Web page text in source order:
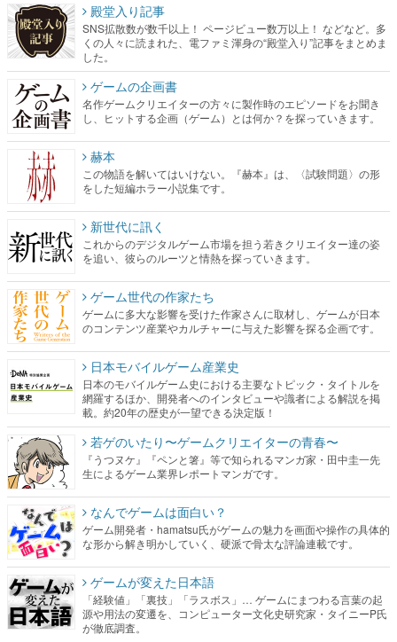
殿堂入り記事
SNS拡散数が数千以上！ ページビュー数万以上！ などなど。多
くの人々に読まれた、電ファミ渾身の“殿堂入り”記事をまとめま
した。
ゲームの企画書
名作ゲームクリエイターの方々に製作時のエピソードをお聞き
し、ヒットする企画（ゲーム）とは何か？を探っていきます。
赫本
この物語を解いてはいけない。『赫本』は、〈試験問題〉の形
をした短編ホラー小説集です。
新世代に訊く
これからのデジタルゲーム市場を担う若きクリエイター達の姿
を追い、彼らのルーツと情熱を探っていきます。
ゲーム世代の作家たち
ゲームに多大な影響を受けた作家さんに取材し、ゲームが日本
のコンテンツ産業やカルチャーに与えた影響を探る企画です。
日本モバイルゲーム産業史
日本のモバイルゲーム史における主要なトピック・タイトルを
網羅するほか、開発者へのインタビューや識者による解説を掲
載。約20年の歴史が一望できる決定版！
若ゲのいたり〜ゲームクリエイターの青春〜
『うつヌケ』『ペンと箸』等で知られるマンガ家・田中圭一先
生によるゲーム業界レポートマンガです。
なんでゲームは面白い？
ゲーム開発者・hamatsu氏がゲームの魅力を画面や操作の具体的
な形から解き明かしていく、硬派で骨太な評論連載です。
ゲームが変えた日本語
「経験値」「裏技」「ラスボス」… ゲームにまつわる言葉の起
源や用法の変遷を、コンピューター文化史研究家・タイニーP氏
が徹底調査。